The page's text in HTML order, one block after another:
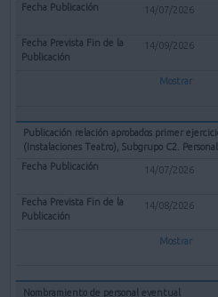
14/07/2026
14/09/2026
Mostrar
Publicación relación aprobados primer
(Instalaciones Teatro), Subgrupo C2. Personal
14/07/2026
14/08/2026
Mostrar
Nombramiento de personal eventual